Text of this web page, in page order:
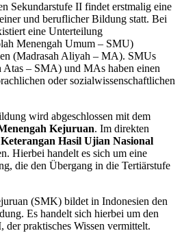
Sekundarstufe II findet erstmalig eine
und beruflicher Bildung statt. Bei
eine Unterteilung
Menengah Umum – SMU)
(Madrasah Aliyah – MA). SMUs
Atas – SMA) und MAs haben einen
oder sozialwissenschaftlichen
wird abgeschlossen mit dem
Kejuruan. Im direkten
Hasil Ujian Nasional
Hierbei handelt es sich um eine
die den Übergang in die Tertiärstufe
(SMK) bildet in Indonesien den
Es handelt sich hierbei um den
der praktisches Wissen vermittelt.